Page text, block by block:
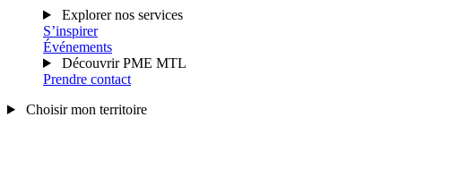
Explorer nos services
S’inspirer
Événements
Découvrir PME MTL
Prendre contact
Choisir mon territoire